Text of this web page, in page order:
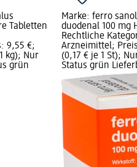
Tabletten
9,55 €;
kg); Nur
grün
Marke: ferro
duodenal 100 mg
Rechtliche
Arzneimittel;
(0,17 € je 1 St);
Status grün